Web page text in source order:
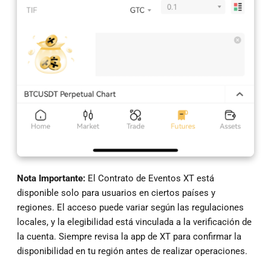
Nota Importante: El Contrato de Eventos XT está
disponible solo para usuarios en ciertos países y
regiones. El acceso puede variar según las regulaciones
locales, y la elegibilidad está vinculada a la verificación de
la cuenta. Siempre revisa la app de XT para confirmar la
disponibilidad en tu región antes de realizar operaciones.